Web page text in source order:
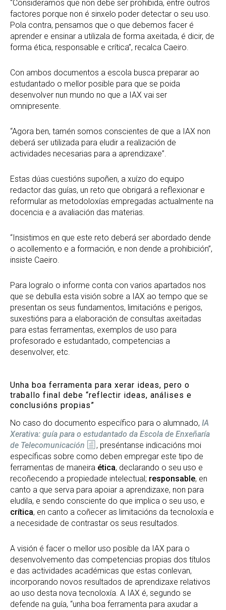
“Consideramos que non debe ser prohibida, entre outros
factores porque non é sinxelo poder detectar o seu uso.
Pola contra, pensamos que o que debemos facer é
aprender e ensinar a utilizala de forma axeitada, é dicir, de
forma ética, responsable e crítica”, recalca Caeiro.
Con ambos documentos a escola busca preparar ao
estudantado o mellor posible para que se poida
desenvolver nun mundo no que a IAX vai ser
omnipresente.
“Agora ben, tamén somos conscientes de que a IAX non
deberá ser utilizada para eludir a realización de
actividades necesarias para a aprendizaxe”.
Estas dúas cuestións supoñen, a xuízo do equipo
redactor das guías, un reto que obrigará a reflexionar e
reformular as metodoloxías empregadas actualmente na
docencia e a avaliación das materias.
“Insistimos en que este reto deberá ser abordado dende
o acollemento e a formación, e non dende a prohibición”,
insiste Caeiro.
Para logralo o informe conta con varios apartados nos
que se debulla esta visión sobre a IAX ao tempo que se
presentan os seus fundamentos, limitacións e perigos,
suxestións para a elaboración de consultas axeitadas
para estas ferramentas, exemplos de uso para
profesorado e estudantado, competencias a
desenvolver, etc.
Unha boa ferramenta para xerar ideas, pero o
traballo final debe “reflectir ideas, análises e
conclusións propias”
No caso do documento específico para o alumnado, IA
Xerativa: guía para o estudantado da Escola de Enxeñaría
de Telecomunicación
, preséntanse indicacións moi
específicas sobre como deben empregar este tipo de
ferramentas de maneira ética, declarando o seu uso e
recoñecendo a propiedade intelectual; responsable, en
canto a que serva para apoiar a aprendizaxe, non para
eludila, e sendo consciente do que implica o seu uso, e
crítica, en canto a coñecer as limitacións da tecnoloxía e
a necesidade de contrastar os seus resultados.
A visión é facer o mellor uso posible da IAX para o
desenvolvemento das competencias propias dos títulos
e das actividades académicas que estas conlevan,
incorporando novos resultados de aprendizaxe relativos
ao uso desta nova tecnoloxía. A IAX é, segundo se
defende na guía, “unha boa ferramenta para axudar a